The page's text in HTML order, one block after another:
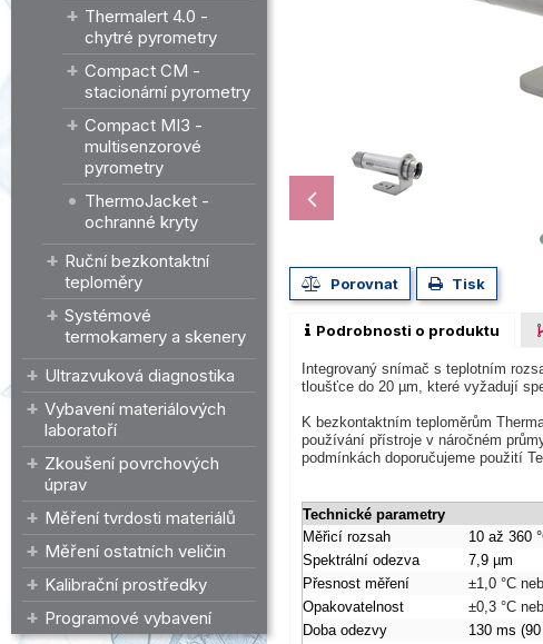
Thermalert 4.0 -
chytré pyrometry
Compact CM -
stacionární pyrometry
Compact MI3 -
multisenzorové
pyrometry
ThermoJacket -
ochranné kryty
Ruční bezkontaktní
teploměry
Systémové
termokamery a skenery
Ultrazvuková diagnostika
Vybavení materiálových
laboratoří
Zkoušení povrchových
úprav
Měření tvrdosti materiálů
Měření ostatních veličin
Kalibrační prostředky
Programové vybavení
Porovnat Tisk
Podrobnosti o produktu
Integrovaný snímač s teplotním
tloušťce do 20 µm, které vyžadují
K bezkontaktním teploměrům
používání přístroje v náročném
podmínkách doporučujeme použití
Technické parametry
Měřicí rozsah
10 až 360
Spektrální odezva
7,9 µm
Přesnost měření
±1,0 °C
Opakovatelnost
±0,3 °C
Doba odezvy
130 ms